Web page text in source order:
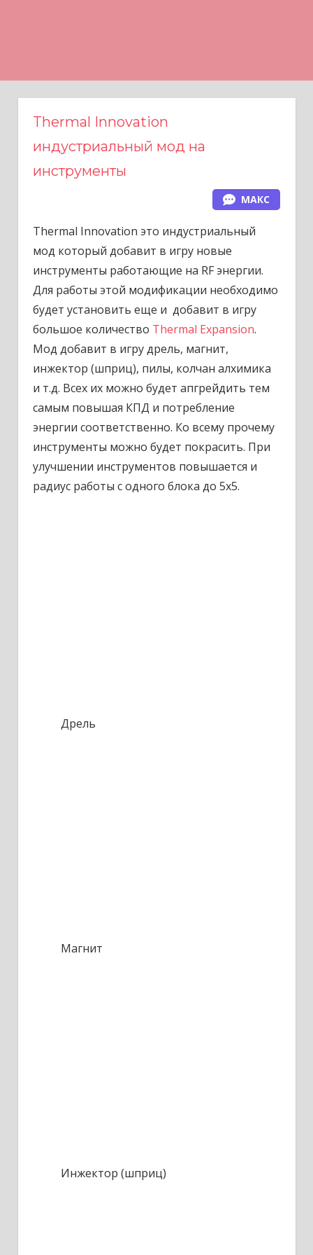
Thermal Innovation
индустриальный мод на
инструменты
МАКС
Thermal Innovation это индустриальный
мод который добавит в игру новые
инструменты работающие на RF энергии.
Для работы этой модификации необходимо
будет установить еще и добавит в игру
большое количество Thermal Expansion.
Мод добавит в игру дрель, магнит,
инжектор (шприц), пилы, колчан алхимика
и т.д. Всех их можно будет апгрейдить тем
самым повышая КПД и потребление
энергии соответственно. Ко всему прочему
инструменты можно будет покрасить. При
улучшении инструментов повышается и
радиус работы с одного блока до 5х5.
Дрель
Магнит
Инжектор (шприц)